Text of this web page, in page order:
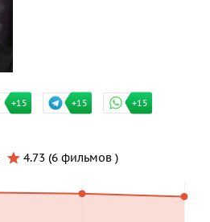
+15 +15 +15
4.73 (6 фильмов )